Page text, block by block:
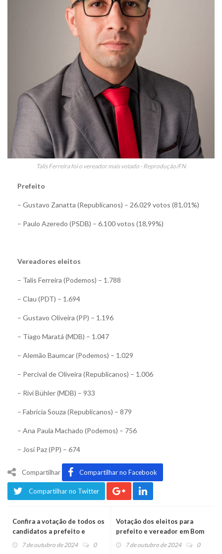
Talis Ferreira foi o vereador mais votado - Reprodução/FN
Prefeito
– Gustavo Zanatta (Republicanos) – 26.029 votos (81,01%)
– Paulo Azeredo (PSDB) – 6.100 votos (18,99%)
Vereadores eleitos
– Talis Ferreira (Podemos) – 1.788
– Clau (PDT) – 1.694
– Gustavo Oliveira (PP) – 1.196
– Tiago Maratá (MDB) – 1.047
– Alemão Baumcar (Podemos) – 1.029
– Percival de Oliveira (Republicanos) – 1.006
– Rivi Bühler (MDB) – 933
– Fabricia Souza (Republicanos) – 879
– Ana Paula Machado (Podemos) – 756
– Josi Paz (PP) – 674
Compartilhar Compartilhar no Facebook
Compartilhar no Twitter
Confira a votação de todos os
candidatos a prefeito e
vereador em São Sebastião
7 de outubro de 2024 0
Votação dos eleitos para
prefeito e vereador em Bom
Princípio
7 de outubro de 2024 0